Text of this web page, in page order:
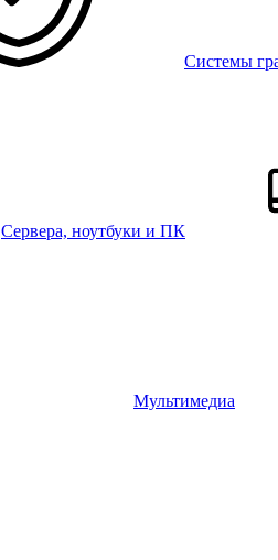
Системы
Сервера, ноутбуки и ПК
Мультимедиа